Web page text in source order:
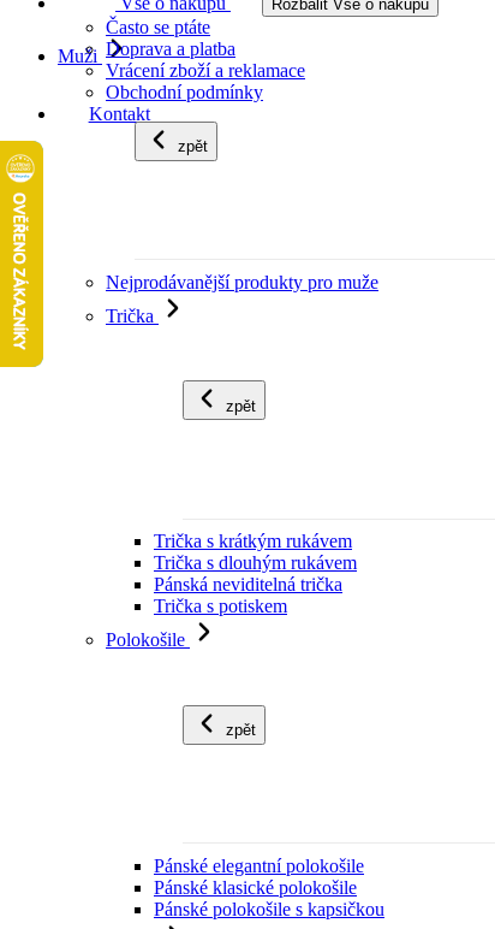
Rozbalit Vše o nákupu
Často se ptáte
Doprava a platba
Vrácení zboží a reklamace
Obchodní podmínky
Kontakt
Muži
zpět
Nejprodávanější produkty pro muže
Trička
zpět
Trička s krátkým rukávem
Trička s dlouhým rukávem
Pánská neviditelná trička
Trička s potiskem
Polokošile
zpět
Pánské elegantní polokošile
Pánské klasické polokošile
Pánské polokošile s kapsičkou